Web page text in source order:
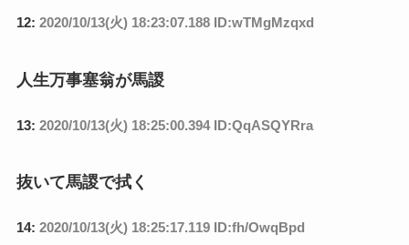
12: 2020/10/13(火) 18:23:07.188 ID:wTMgMzqxd
人生万事塞翁が馬謖
13: 2020/10/13(火) 18:25:00.394 ID:QqASQYRra
抜いて馬謖で拭く
14: 2020/10/13(火) 18:25:17.119 ID:fh/OwqBpd